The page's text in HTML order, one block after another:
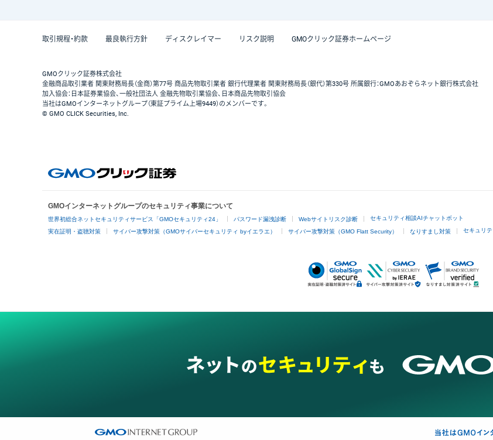
取引規程・約款 最良執行方針 ディスクレイマー リスク説明 GMOクリック証券ホームページ
GMOクリック証券株式会社
金融商品取引業者 関東財務局長（金商）第77号 商品先物取引業者 銀行代理業者 関東財務局長（銀代）第330号 所属銀行：GMOあおぞらネット銀行株式会社
加入協会：日本証券業協会、一般社団法人 金融先物取引業協会、日本商品先物取引協会
当社はGMOインターネットグループ（東証プライム上場9449）のメンバーです。
© GMO CLICK Securities, Inc.
GMOインターネットグループのセキュリティ事業について
世界初総合ネットセキュリティサービス「GMOセキュリティ24」 パスワード漏洩診断 Webサイトリスク診断 セキュリティ相談AIチャットボット
実在証明・盗聴対策 サイバー攻撃対策（GMOサイバーセキュリティ byイエラエ） サイバー攻撃対策（GMO Flatt Security） なりすまし対策 セキュリ